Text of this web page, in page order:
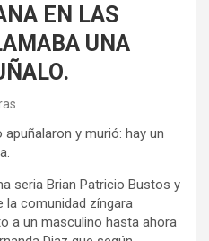
EN LAS
UNA
y murió: hay un
seria Brian Patricio Bustos y
la comunidad zíngara
a un masculino hasta ahora